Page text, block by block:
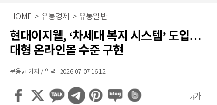
HOME > 유통경제 > 유통일반
현대이지웰, ‘차세대 복지 시스템’ 도입…
대형 온라인몰 수준 구현
문용균 기자 / 입력 : 2026-07-07 16:12